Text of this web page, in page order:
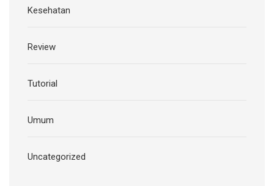
Kesehatan
Review
Tutorial
Umum
Uncategorized